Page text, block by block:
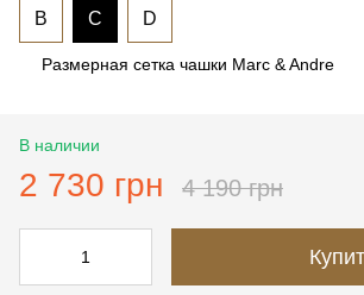
B C D
Размерная сетка чашки Marc & Andre
В наличии
2 730 грн 4 190 грн